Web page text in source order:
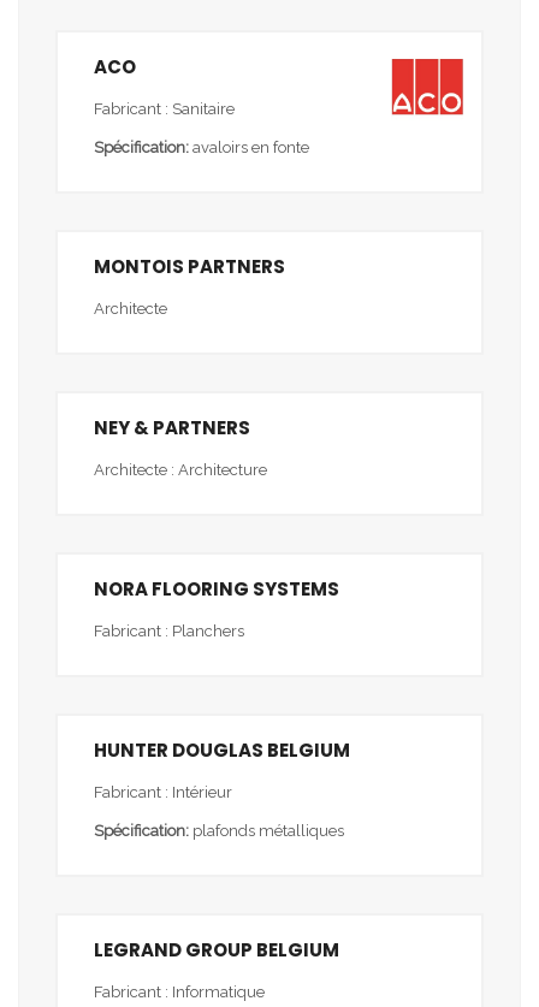
ACO
Fabricant : Sanitaire
Spécification: avaloirs en fonte
MONTOIS PARTNERS
Architecte
NEY & PARTNERS
Architecte : Architecture
NORA FLOORING SYSTEMS
Fabricant : Planchers
HUNTER DOUGLAS BELGIUM
Fabricant : Intérieur
Spécification: plafonds métalliques
LEGRAND GROUP BELGIUM
Fabricant : Informatique